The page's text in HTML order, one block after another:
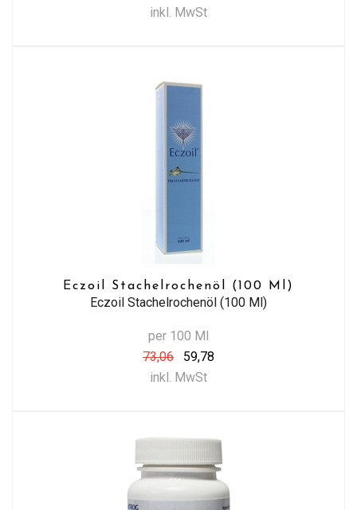
inkl. MwSt
Eczoil Stachelrochenöl (100 Ml)
Eczoil Stachelrochenöl (100 Ml)
per 100 Ml
73,06
59,78
inkl. MwSt